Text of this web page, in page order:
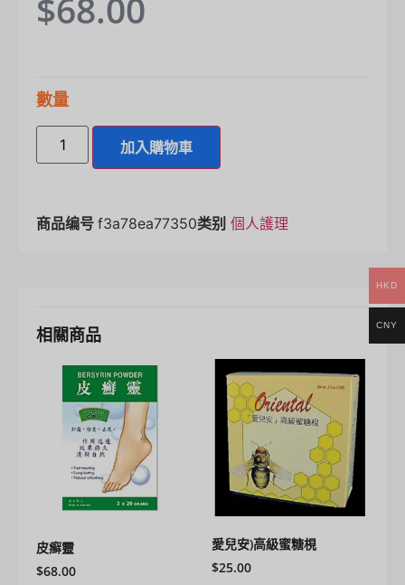
數量
加入購物車
商品编号 f3a78ea77350类别 個人護理
相關商品
皮癣靈
$68.00
愛兒安)高級蜜糖梘
$25.00
HKD
CNY